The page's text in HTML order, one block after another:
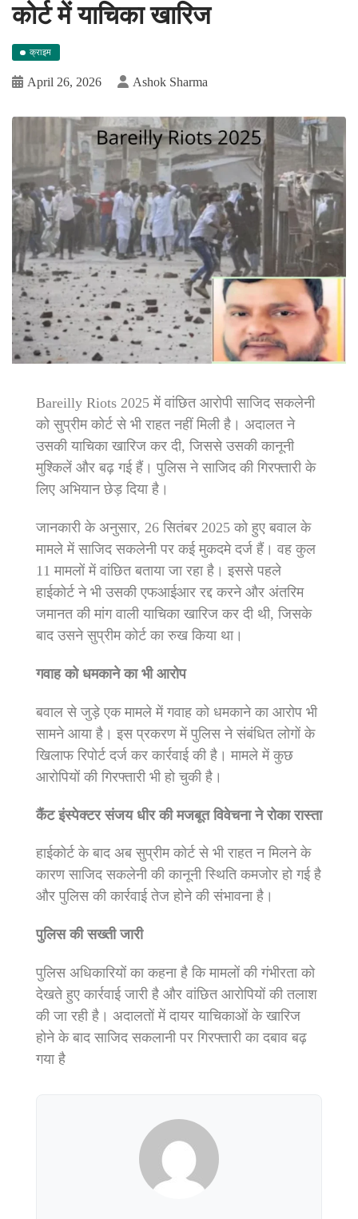
कोर्ट में याचिका खारिज
क्राइम
April 26, 2026 Ashok Sharma
Bareilly Riots 2025 में वांछित आरोपी साजिद सकलेनी
को सुप्रीम कोर्ट से भी राहत नहीं मिली है। अदालत ने
उसकी याचिका खारिज कर दी, जिससे उसकी कानूनी
मुश्किलें और बढ़ गई हैं। पुलिस ने साजिद की गिरफ्तारी के
लिए अभियान छेड़ दिया है।
जानकारी के अनुसार, 26 सितंबर 2025 को हुए बवाल के
मामले में साजिद सकलेनी पर कई मुकदमे दर्ज हैं। वह कुल
11 मामलों में वांछित बताया जा रहा है। इससे पहले
हाईकोर्ट ने भी उसकी एफआईआर रद्द करने और अंतरिम
जमानत की मांग वाली याचिका खारिज कर दी थी, जिसके
बाद उसने सुप्रीम कोर्ट का रुख किया था।
गवाह को धमकाने का भी आरोप
बवाल से जुड़े एक मामले में गवाह को धमकाने का आरोप भी
सामने आया है। इस प्रकरण में पुलिस ने संबंधित लोगों के
खिलाफ रिपोर्ट दर्ज कर कार्रवाई की है। मामले में कुछ
आरोपियों की गिरफ्तारी भी हो चुकी है।
कैंट इंस्पेक्टर संजय धीर की मजबूत विवेचना ने रोका रास्ता
हाईकोर्ट के बाद अब सुप्रीम कोर्ट से भी राहत न मिलने के
कारण साजिद सकलेनी की कानूनी स्थिति कमजोर हो गई है
और पुलिस की कार्रवाई तेज होने की संभावना है।
पुलिस की सख्ती जारी
पुलिस अधिकारियों का कहना है कि मामलों की गंभीरता को
देखते हुए कार्रवाई जारी है और वांछित आरोपियों की तलाश
की जा रही है। अदालतों में दायर याचिकाओं के खारिज
होने के बाद साजिद सकलानी पर गिरफ्तारी का दबाव बढ़
गया है